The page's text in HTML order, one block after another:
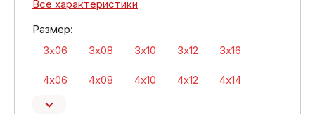
Все характеристики
Размер:
3х06
3х08 3х10 3х12 3х16
4х06 4х08 4х10 4х12 4х14